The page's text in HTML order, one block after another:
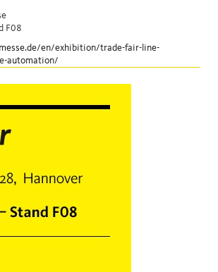
F08
en/exhibition/trade-fair-line-
automation/